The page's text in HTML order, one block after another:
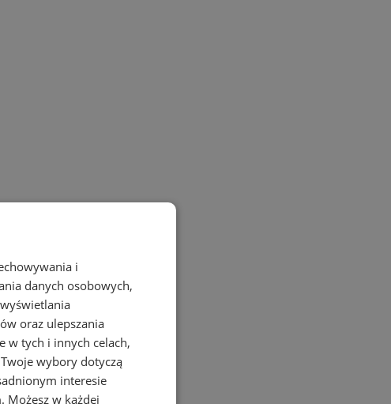
i
danych osobowych,
oraz ulepszania
w tych i innych celach,
wybory dotyczą
interesie
. Możesz w każdej